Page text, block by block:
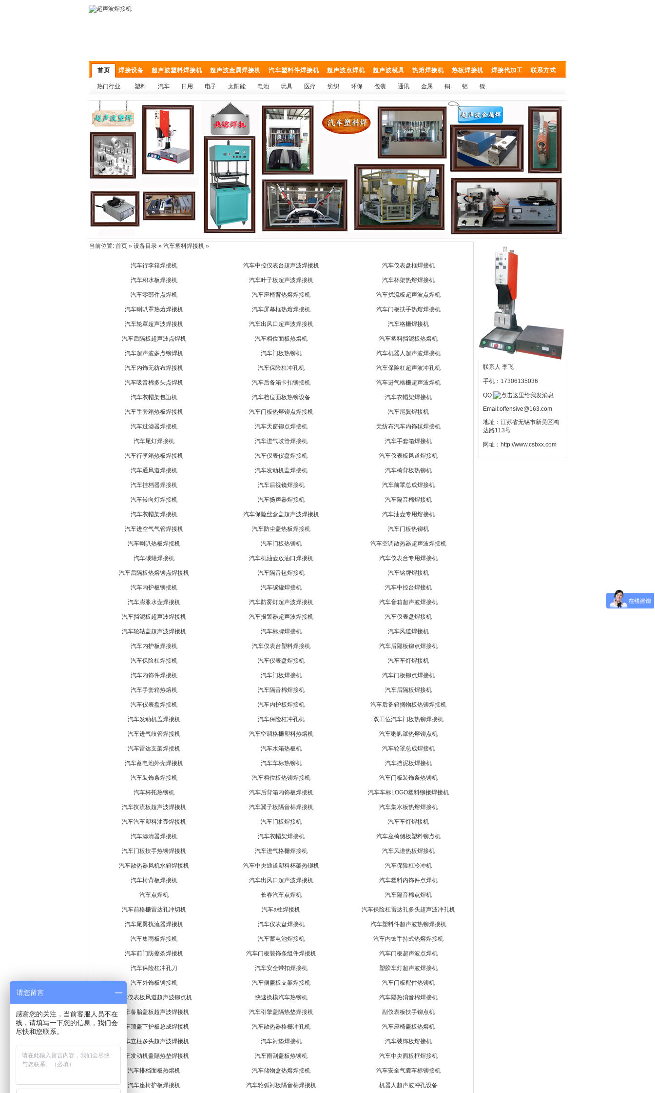
首页 焊接设备 超声波塑料焊接机 超声波金属焊接机 汽车塑料件焊接机 超声波点焊机 超声波模具 热熔焊接机 热板焊接机 焊接代加工 联系方式
热门行业 塑料 汽车 日用 电子 太阳能 电池 玩具 医疗 纺织 环保 包装 通讯 金属 铜 铝 镍
当前位置: 首页 » 设备目录 » 汽车塑料焊接机 »
汽车行李箱焊接机 汽车中控仪表台超声波焊接机 汽车仪表盘框焊接机
汽车积水板焊接机 汽车叶子板超声波焊接机 汽车杯架热熔焊接机
汽车零部件点焊机 汽车座椅背热熔焊接机 汽车扰流板超声波点焊机
汽车喇叭罩热熔焊接机 汽车屏幕框热熔焊接机 汽车门板扶手热熔焊接机
汽车轮罩超声波焊接机 汽车出风口超声波焊接机 汽车格栅焊接机
汽车后隔板超声波点焊机 汽车档位面板热熔机 汽车塑料挡泥板热熔机
汽车超声波多点铆焊机 汽车门板热铆机 汽车机器人超声波焊接机
汽车内饰无纺布焊接机 汽车保险杠冲孔机 汽车保险杠超声波冲孔机
汽车吸音棉多头点焊机 汽车后备箱卡扣铆接机 汽车进气格栅超声波焊机
汽车衣帽架包边机 汽车档位面板热铆设备 汽车衣帽架焊接机
汽车手套箱热板焊接机 汽车门板热熔铆点焊接机 汽车尾翼焊接机
汽车过滤器焊接机 汽车天窗铆点焊接机 无纺布汽车内饰毡焊接机
汽车尾灯焊接机 汽车进气歧管焊接机 汽车手套箱焊接机
汽车行李箱热板焊接机 汽车仪表仪盘焊接机 汽车仪表板风道焊接机
汽车通风道焊接机 汽车发动机盖焊接机 汽车椅背板热铆机
汽车挂档器焊接机 汽车后视镜焊接机 汽车前罩总成焊接机
汽车转向灯焊接机 汽车扬声器焊接机 汽车隔音棉焊接机
汽车衣帽架焊接机 汽车保险丝盒盖超声波焊接机 汽车油壶专用熔接机
汽车进空气气管焊接机 汽车防尘盖热板焊接机 汽车门板热铆机
汽车喇叭热板焊接机 汽车门板热铆机 汽车空调散热器超声波焊接机
汽车碳罐焊接机 汽车机油壶放油口焊接机 汽车仪表台专用焊接机
汽车后隔板热熔铆点焊接机 汽车隔音毡焊接机 汽车铭牌焊接机
汽车内护板铆接机 汽车碳罐焊接机 汽车中控台焊接机
汽车膨胀水壶焊接机 汽车防雾灯超声波焊接机 汽车音箱超声波焊接机
汽车挡泥板超声波焊接机 汽车报警器超声波焊接机 汽车仪表盘焊接机
汽车轮轱盖超声波焊接机 汽车标牌焊接机 汽车风道焊接机
汽车内护板焊接机 汽车仪表台塑料焊接机 汽车后隔板铆点焊接机
汽车保险杠焊接机 汽车仪表盘焊接机 汽车车灯焊接机
汽车内饰件焊接机 汽车门板焊接机 汽车门板铆点焊接机
汽车手套箱热熔机 汽车隔音棉焊接机 汽车后隔板焊接机
汽车仪表盘焊接机 汽车内护板焊接机 汽车后备箱搁物板热铆焊接机
汽车发动机盖焊接机 汽车保险杠冲孔机 双工位汽车门板热铆焊接机
汽车进气歧管焊接机 汽车空调格栅塑料热熔机 汽车喇叭罩热熔铆点机
汽车雷达支架焊接机 汽车水箱热板机 汽车轮罩总成焊接机
汽车蓄电池外壳焊接机 汽车车标热铆机 汽车挡泥板焊接机
汽车装饰条焊接机 汽车档位板热铆焊接机 汽车门板装饰条热铆机
汽车杯托热铆机 汽车后背箱内饰板焊接机 汽车车标LOGO塑料铆接焊接机
汽车扰流板超声波焊接机 汽车翼子板隔音棉焊接机 汽车集水板热熔焊接机
汽车汽车塑料油壶焊接机 汽车门板焊接机 汽车车灯焊接机
汽车滤清器焊接机 汽车衣帽架焊接机 汽车座椅侧板塑料铆点机
汽车门板扶手热铆焊接机 汽车进气格栅焊接机 汽车风道热板焊接机
汽车散热器风机水箱焊接机 汽车中央通道塑料杯架热铆机 汽车保险杠冷冲机
汽车椅背板焊接机 汽车出风口超声波焊接机 汽车塑料内饰件点焊机
汽车点焊机 长春汽车点焊机 汽车隔音棉点焊机
汽车前格栅雷达孔冲切机 汽车a柱焊接机 汽车保险杠雷达孔多头超声波冲孔机
汽车尾翼扰流器焊接机 汽车仪表盘焊接机 汽车塑料件超声波热铆焊接机
汽车集雨板焊接机 汽车蓄电池焊接机 汽车内饰手持式热熔焊接机
汽车前门防擦条焊接机 汽车门板装饰条组件焊接机 汽车门板超声波点焊机
汽车保险杠冲孔刀 汽车安全带扣焊接机 塑胶车灯超声波焊接机
汽车外饰板铆接机 汽车侧盖板支架焊接机 汽车门板配件热铆机
汽车仪表板风道超声波铆点机 快速换模汽车热铆机 汽车隔热消音棉焊接机
汽车备胎盖板超声波焊接机 汽车引擎盖隔热垫焊接机 副仪表板扶手铆点机
汽车顶盖下护板总成焊接机 汽车散热器格栅冲孔机 汽车座椅盖板热熔机
汽车立柱多头超声波焊接机 汽车衬垫焊接机 汽车装饰板熔接机
汽车发动机盖隔热垫焊接机 汽车雨刮盖板热铆机 汽车中央面板框焊接机
汽车排档面板热熔机 汽车储物盒热熔焊接机 汽车安全气囊车标铆接机
汽车座椅护板焊接机 汽车轮弧衬板隔音棉焊接机 机器人超声波冲孔设备
联系人 李飞
手机：17306135036
QQ:
Email:offensive@163.com
地址：江苏省无锡市新吴区鸿
达路113号
网址：http://www.csbxx.com
请您留言
感谢您的关注，当前客服人员不在
线，请填写一下您的信息，我们会
尽快和您联系。